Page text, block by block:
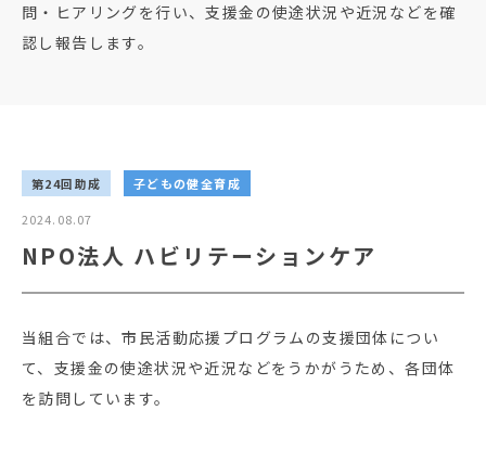
問・ヒアリングを行い、支援金の使途状況や近況などを確
認し報告します。
第24回助成 子どもの健全育成
2024.08.07
NPO法人 ハビリテーションケア
当組合では、市民活動応援プログラムの支援団体につい
て、支援金の使途状況や近況などをうかがうため、各団体
を訪問しています。